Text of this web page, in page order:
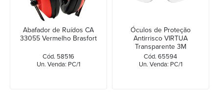
Abafador de Ruídos CA
33055 Vermelho Brasfort
Cód. 58516
Un. Venda: PC/1
Óculos de Proteção
Antirrisco VIRTUA
Transparente 3M
Cód. 65594
Un. Venda: PC/1